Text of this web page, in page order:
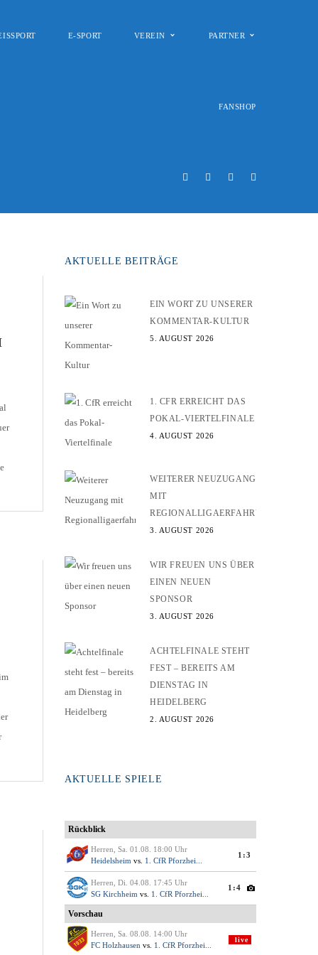
E-SPORT VEREIN PARTNER
FANSHOP
AKTUELLE BEITRÄGE
EIN WORT ZU UNSERER
KOMMENTAR-KULTUR
5. AUGUST 2026
1. CFR ERREICHT DAS
POKAL-VIERTELFINALE
4. AUGUST 2026
WEITERER NEUZUGANG
MIT
REGIONALLIGAERFAHRUNG
3. AUGUST 2026
WIR FREUEN UNS ÜBER
EINEN NEUEN
SPONSOR
3. AUGUST 2026
ACHTELFINALE STEHT
FEST – BEREITS AM
DIENSTAG IN
HEIDELBERG
2. AUGUST 2026
AKTUELLE SPIELE